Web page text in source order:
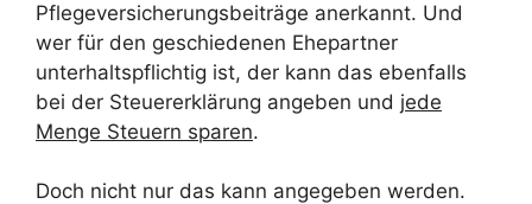
Pflegeversicherungsbeiträge anerkannt. Und
wer für den geschiedenen Ehepartner
unterhaltspflichtig ist, der kann das ebenfalls
bei der Steuererklärung angeben und jede
Menge Steuern sparen.
Doch nicht nur das kann angegeben werden.